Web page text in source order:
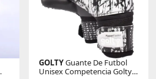
GOLTYGuante De Futbol
Unisex Competencia Golty